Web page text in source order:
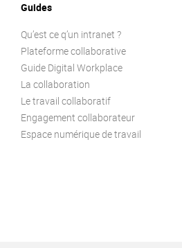
Guides
Qu’est ce q’un intranet ?
Plateforme collaborative
Guide Digital Workplace
La collaboration
Le travail collaboratif
Engagement collaborateur
Espace numérique de travail